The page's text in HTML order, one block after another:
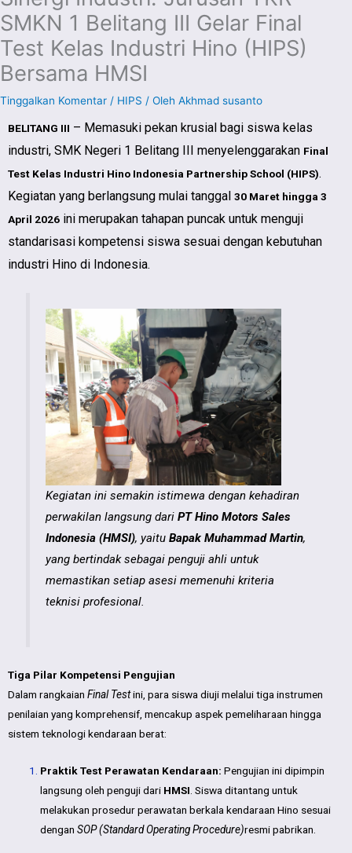
SMKN 1 Belitang III Gelar Final
Test Kelas Industri Hino (HIPS)
Bersama HMSI
Tinggalkan Komentar / HIPS / Oleh Akhmad susanto
BELITANG III – Memasuki pekan krusial bagi siswa kelas
industri, SMK Negeri 1 Belitang III menyelenggarakan Final
Test Kelas Industri Hino Indonesia Partnership School (HIPS).
Kegiatan yang berlangsung mulai tanggal 30 Maret hingga 3
April 2026 ini merupakan tahapan puncak untuk menguji
standarisasi kompetensi siswa sesuai dengan kebutuhan
industri Hino di Indonesia.
Kegiatan ini semakin istimewa dengan kehadiran
perwakilan langsung dari PT Hino Motors Sales
Indonesia (HMSI), yaitu Bapak Muhammad Martin,
yang bertindak sebagai penguji ahli untuk
memastikan setiap asesi memenuhi kriteria
teknisi profesional.
Tiga Pilar Kompetensi Pengujian
Dalam rangkaian Final Testini, para siswa diuji melalui tiga instrumen
penilaian yang komprehensif, mencakup aspek pemeliharaan hingga
sistem teknologi kendaraan berat:
Praktik Test Perawatan Kendaraan: Pengujian ini dipimpin
langsung oleh penguji dari HMSI . Siswa ditantang untuk
melakukan prosedur perawatan berkala kendaraan Hino sesuai
denganSOP (Standard Operating Procedure)resmi pabrikan.